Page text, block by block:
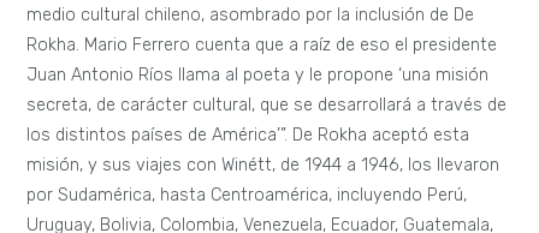
medio cultural chileno, asombrado por la inclusión de De
Rokha. Mario Ferrero cuenta que a raíz de eso el presidente
Juan Antonio Ríos llama al poeta y le propone ‘una misión
secreta, de carácter cultural, que se desarrollará a través de
los distintos países de América’”. De Rokha aceptó esta
misión, y sus viajes con Winétt, de 1944 a 1946, los llevaron
por Sudamérica, hasta Centroamérica, incluyendo Perú,
Uruguay, Bolivia, Colombia, Venezuela, Ecuador, Guatemala,